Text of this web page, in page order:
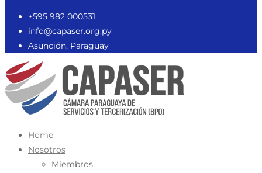
‪+595 982 000531‬
info@capaser.org.py
Asunción, Paraguay
Home
Nosotros
Miembros